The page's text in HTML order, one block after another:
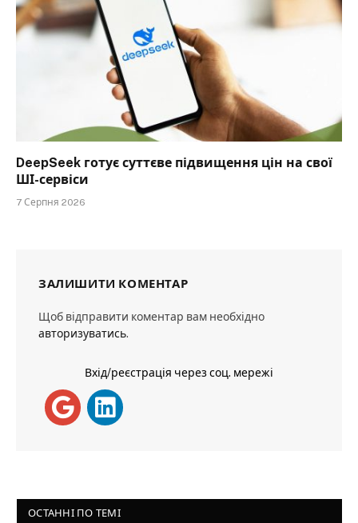
DeepSeek готує суттєве підвищення цін на свої
ШІ-сервіси
7 Серпня 2026
ЗАЛИШИТИ КОМЕНТАР
Щоб відправити коментар вам необхідно
авторизуватись.
Вхід/реєстрація через соц. мережі
ОСТАННІ ПО ТЕМІ